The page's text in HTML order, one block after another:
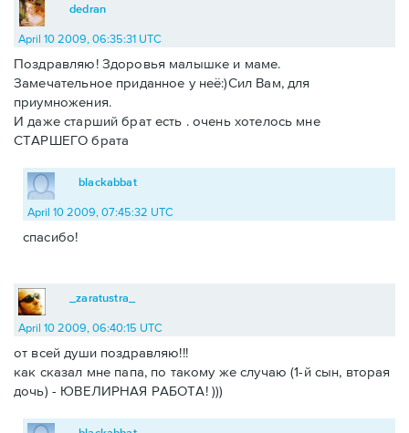
dedran
April 10 2009, 06:35:31 UTC
Поздравляю! Здоровья малышке и маме.
Замечательное приданное у неё:)Сил Вам, для
приумножения.
И даже старший брат есть . очень хотелось мне
СТАРШЕГО брата
blackabbat
April 10 2009, 07:45:32 UTC
спасибо!
_zaratustra_
April 10 2009, 06:40:15 UTC
от всей души поздравляю!!!
как сказал мне папа, по такому же случаю (1-й сын, вторая
дочь) - ЮВЕЛИРНАЯ РАБОТА! )))